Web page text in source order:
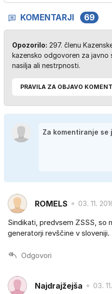
KOMENTARJI 69
Opozorilo: 297. členu
kazensko odgovoren za javno
nasilja ali nestrpnosti.
PRAVILA ZA OBJAVO
ROMELS 03. 11.
Sindikati, predvsem ZSSS, so
generatorji revščine v sloveniji.
Odgovori
Najdrajžejša 03.